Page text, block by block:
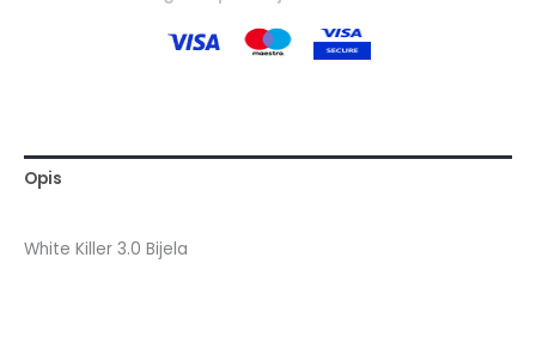
Opis
White Killer 3.0 Bijela